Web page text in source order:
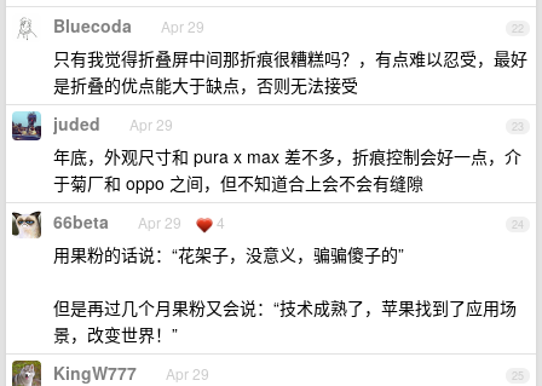
22
Bluecoda Apr 29
只有我觉得折叠屏中间那折痕很糟糕吗？，有点难以忍受，最好
是折叠的优点能大于缺点，否则无法接受
23
juded Apr 29
年底，外观尺寸和 pura x max 差不多，折痕控制会好一点，介
于菊厂和 oppo 之间，但不知道合上会不会有缝隙
24
66beta Apr 29 4
用果粉的话说：“花架子，没意义，骗骗傻子的”
但是再过几个月果粉又会说：“技术成熟了，苹果找到了应用场
景，改变世界！”
25
KingW777 Apr 29